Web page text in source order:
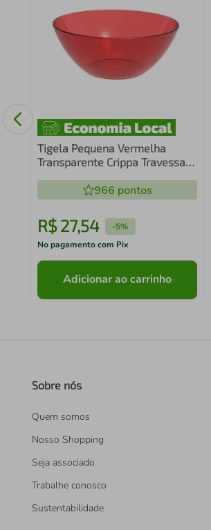
Tigela Pequena Vermelha
Transparente Crippa Travessa
Sobremesa966 pontos
R$ 27,54 -5%
No pagamento com Pix
Adicionar ao carrinho
Sobre nós
Quem somos
Nosso Shopping
Seja associado
Trabalhe conosco
Sustentabilidade